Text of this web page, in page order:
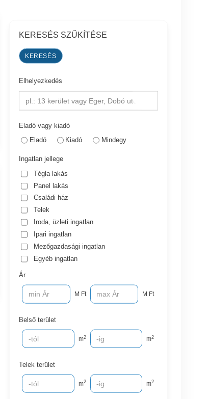
KERESÉS SZŰKÍTÉSE
Elhelyezkedés
pl.: 13 kerület vagy Eger, Dobó utca
Eladó vagy kiadó
Eladó
Kiadó Mindegy
Ingatlan jellege
Tégla lakás
Panel lakás
Családi ház
Telek
Iroda, üzleti ingatlan
Ipari ingatlan
Mezőgazdasági ingatlan
Egyéb ingatlan
Ár
M Ft M Ft
Belső terület
m2 m2
Telek terület
m2 m2